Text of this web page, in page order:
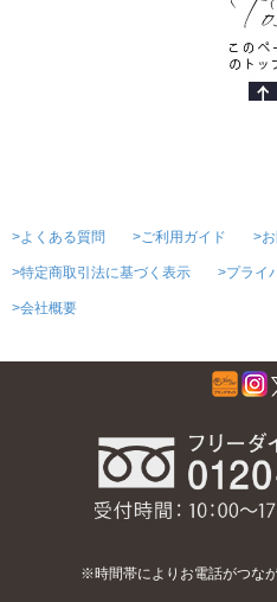
>よくある質問 >ご利用ガイド >
>特定商取引法に基づく表示 >プライ
>会社概要
※時間帯によりお電話がつな